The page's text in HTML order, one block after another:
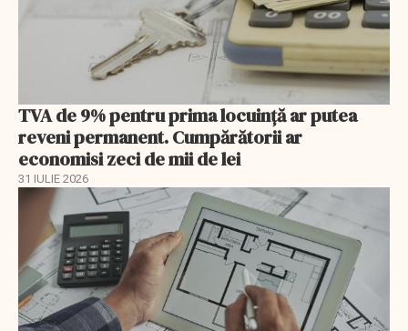
TVA de 9% pentru prima locuință ar putea
reveni permanent. Cumpărătorii ar
economisi zeci de mii de lei
31 IULIE 2026